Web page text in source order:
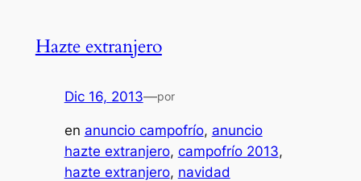
Hazte extranjero
Dic 16, 2013—por
en anuncio campofrío, anuncio
hazte extranjero, campofrío 2013
hazte extranjero, navidad